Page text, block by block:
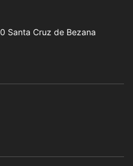
Santa Cruz de Bezana